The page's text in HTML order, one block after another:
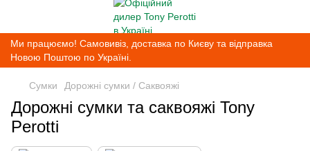
Ми працюємо! Самовивіз, доставка по Києву та відправка
Новою Поштою по Україні.
Сумки Дорожні сумки / Саквояжі
Дорожні сумки та саквояжі Tony
Perotti